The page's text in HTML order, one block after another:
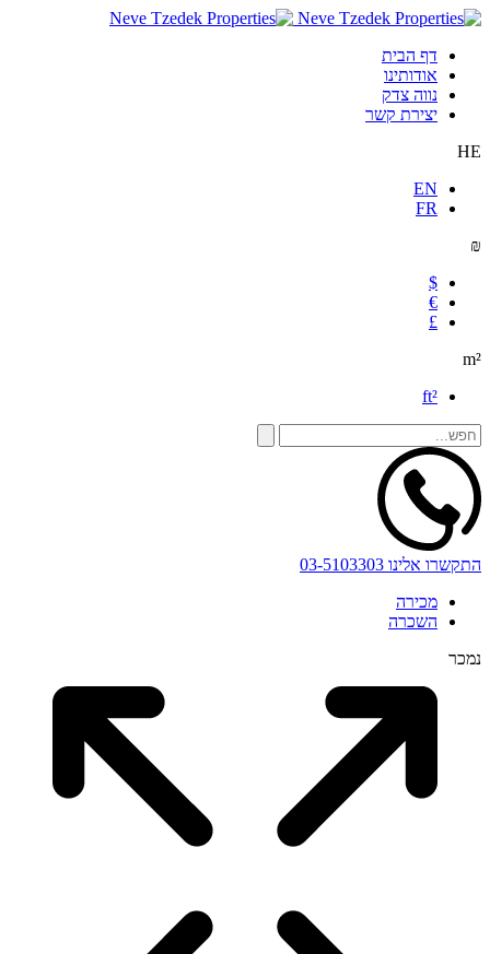
דף הבית
אודותינו
נווה צדק
יצירת קשר
HE
EN
FR
₪
$
€
£
m²
ft²
התקשרו אלינו 03-5103303
מכירה
השכרה
נמכר